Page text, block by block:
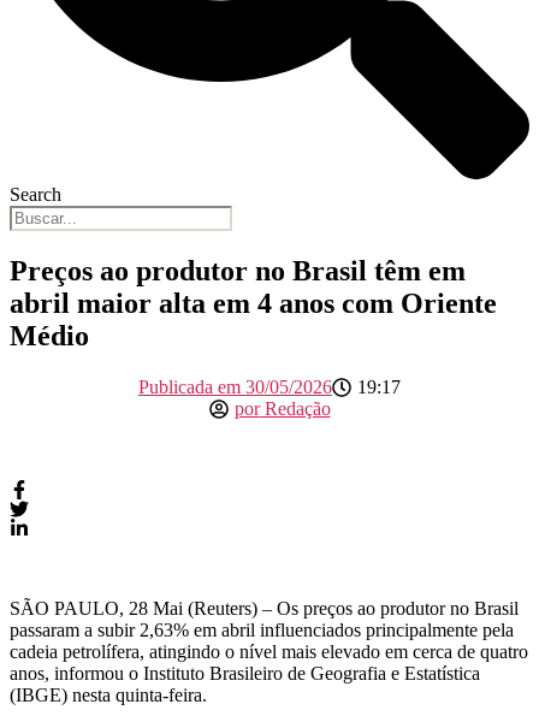
Search
Preços ao produtor no Brasil têm em
abril maior alta em 4 anos com Oriente
Médio
Publicada em 30/05/2026
19:17
porRedação
SÃO PAULO, 28 Mai (Reuters) – ⁠Os preços ao produtor ⁠no Brasil
passaram a subir 2,63% em ‌abril influenciados principalmente pela
cadeia petrolífera, atingindo o nível mais elevado em cerca de ‌quatro
anos, informou o Instituto Brasileiro de Geografia e Estatística
(IBGE) nesta quinta-feira.